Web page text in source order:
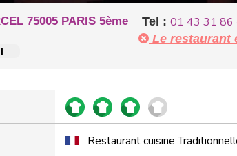
75005 PARIS 5ème Tel : 01 43 31 86
Le restaurant
Restaurant cuisine